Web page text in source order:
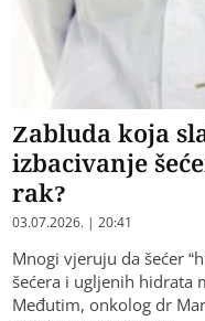
Zabluda koja
izbacivanje
rak?
03.07.2026. | 20:41
Mnogi vjeruju da šećer
šećera i ugljenih hidrata
Međutim, onkolog dr